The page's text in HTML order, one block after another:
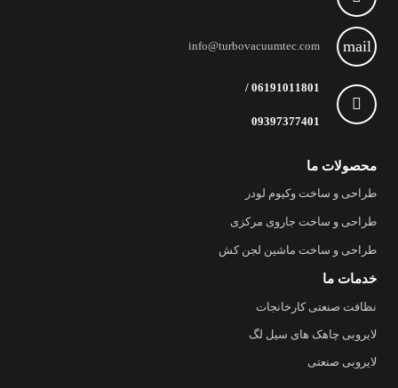
mail
info@turbovacuumtec.com
06191011801 /
09397377401
محصولات ما
طراحی و ساخت وکیوم لودر
طراحی و ساخت جاروی مرکزی
طراحی و ساخت ماشین لجن کش
خدمات ما
نظافت صنعتی کارخانجات
لایروبی چاهک های سیل لگ
لایروبی صنعتی